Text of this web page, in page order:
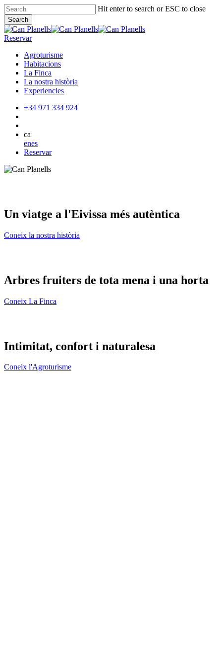
Skip
to
main
content
Hit enter to search or ESC to close
Search
Close
Search
Reservar
Agroturisme
Habitacions
La Finca
La nostra història
Experiencies
+34 971 334 924
ca
enes
Reservar
Un viatge a l'Eivissa més autèntica
Coneix la nostra història
Arbres fruiters de tota mena i una horta
Coneix La Finca
Intimitat, confort i naturalesa
Coneix l'Agroturisme